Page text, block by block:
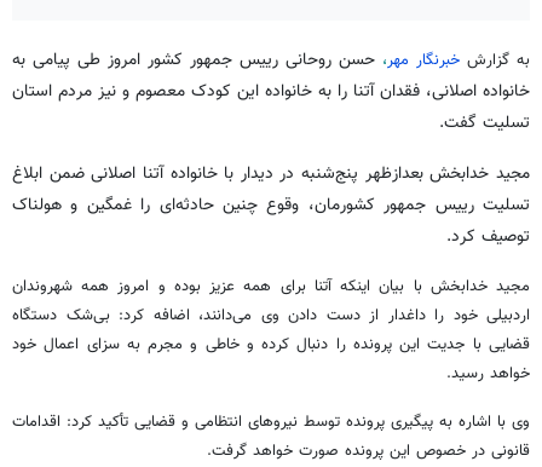
به گزارش خبرنگار مهر، حسن روحانی رییس جمهور کشور امروز طی پیامی به
خانواده اصلانی، فقدان آتنا را به خانواده این کودک معصوم و نیز مردم استان
تسلیت گفت.
مجید خدابخش بعدازظهر پنج‌شنبه در دیدار با خانواده آتنا اصلانی ضمن ابلاغ
تسلیت رییس جمهور کشورمان، وقوع چنین حادثه‌ای را غمگین و هولناک
توصیف کرد.
مجید خدابخش با بیان اینکه آتنا برای همه عزیز بوده و امروز همه شهروندان
اردبیلی خود را داغدار از دست دادن وی می‌دانند، اضافه کرد: بی‌شک دستگاه
قضایی با جدیت این پرونده را دنبال کرده و خاطی و مجرم به سزای اعمال خود
خواهد رسید.
وی با اشاره به پیگیری پرونده توسط نیروهای انتظامی و قضایی تأکید کرد: اقدامات
قانونی در خصوص این پرونده صورت خواهد گرفت.